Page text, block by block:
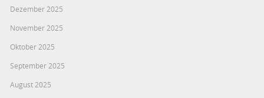
Dezember 2025
November 2025
Oktober 2025
September 2025
August 2025